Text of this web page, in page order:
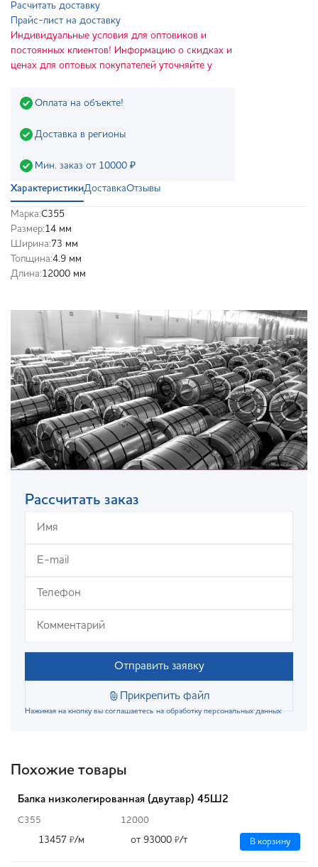
Расчитать доставку
Прайс-лист на доставку
Индивидуальные условия для оптовиков и
постоянных клиентов! Информацию о скидках и
ценах для оптовых покупателей уточняйте у
Оплата на объекте!
Доставка в регионы
Мин. заказ от 10000 ₽
ХарактеристикиДоставкаОтзывы
Марка:С355
Размер:14 мм
Ширина:73 мм
Толщина:4.9 мм
Длина:12000 мм
Рассчитать заказ
Отправить заявку
Прикрепить файл
Нажимая на кнопку вы соглашаетесь на обработку персональных данных
Похожие товары
Балка низколегированная (двутавр) 45Ш2
С355 12000
13457 ₽/м от 93000 ₽/т В корзину